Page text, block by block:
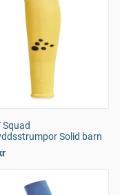
Squad
Solid barn